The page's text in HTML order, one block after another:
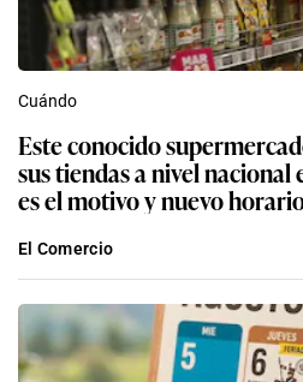
Cuándo
Este conocido
sus tiendas a nivel nacional
es el motivo y nuevo
El Comercio